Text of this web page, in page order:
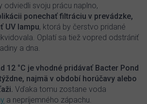
odviedli svoju prácu naplno,
ponechať filtráciu v prevádzke,
UV lampu, ktorá by čerstvo pridané
Oplatí sa tiež vopred odstrániť
a dna.
12 °C je vhodné pridávať Bacter Pond
najmä v období horúčavy alebo
Vďaka tomu zostane voda
a nepríjemného zápachu.